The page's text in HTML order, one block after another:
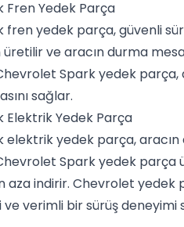
Yedek Parça
yedek parça, güvenli
ve aracın durma
Spark yedek
sağlar.
Yedek Parça
yedek parça, aracın
Spark yedek parça
aza indirir. Chevrolet
ve verimli bir sürüş deneyimi